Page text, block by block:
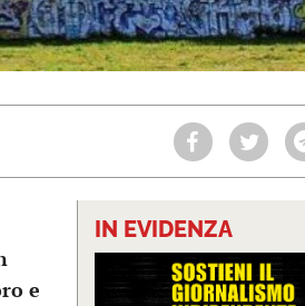
e
IN EVIDENZA